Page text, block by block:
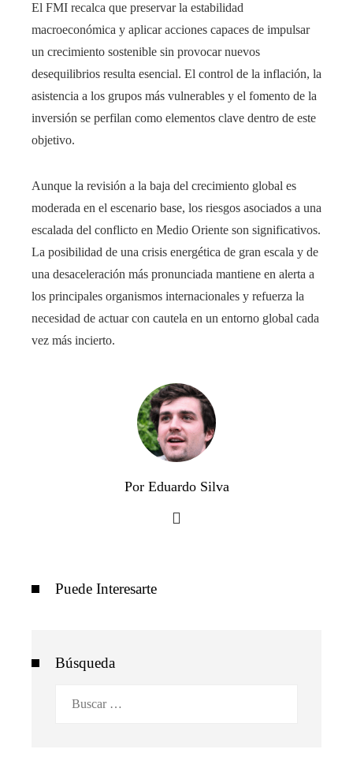
El FMI recalca que preservar la estabilidad
macroeconómica y aplicar acciones capaces de impulsar
un crecimiento sostenible sin provocar nuevos
desequilibrios resulta esencial. El control de la inflación, la
asistencia a los grupos más vulnerables y el fomento de la
inversión se perfilan como elementos clave dentro de este
objetivo.
Aunque la revisión a la baja del crecimiento global es
moderada en el escenario base, los riesgos asociados a una
escalada del conflicto en Medio Oriente son significativos.
La posibilidad de una crisis energética de gran escala y de
una desaceleración más pronunciada mantiene en alerta a
los principales organismos internacionales y refuerza la
necesidad de actuar con cautela en un entorno global cada
vez más incierto.
Por Eduardo Silva
Puede Interesarte
Búsqueda